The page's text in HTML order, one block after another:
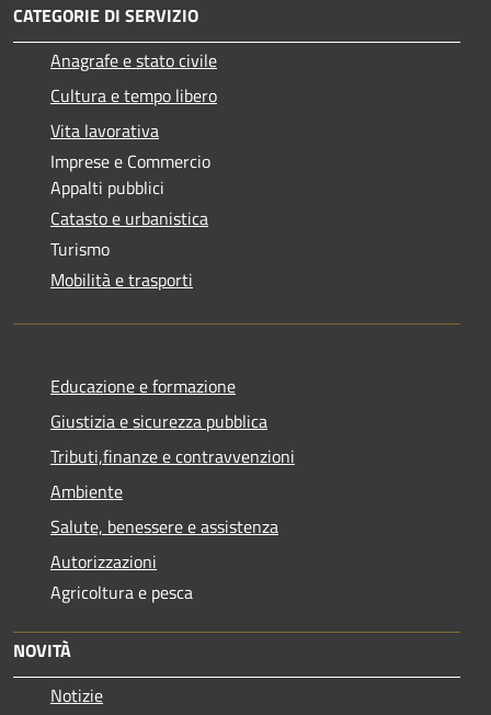
CATEGORIE DI SERVIZIO
Anagrafe e stato civile
Cultura e tempo libero
Vita lavorativa
Imprese e Commercio
Appalti pubblici
Catasto e urbanistica
Turismo
Mobilità e trasporti
Educazione e formazione
Giustizia e sicurezza pubblica
Tributi,finanze e contravvenzioni
Ambiente
Salute, benessere e assistenza
Autorizzazioni
Agricoltura e pesca
NOVITÀ
Notizie